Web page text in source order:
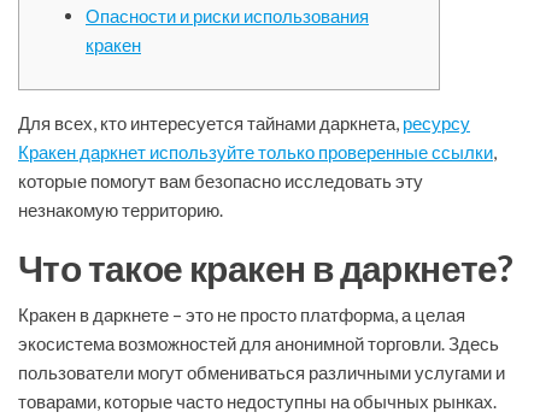
Опасности и риски использования
кракен
Для всех, кто интересуется тайнами даркнета, ресурсу
Кракен даркнет используйте только проверенные ссылки,
которые помогут вам безопасно исследовать эту
незнакомую территорию.
Что такое кракен в даркнете?
Кракен в даркнете – это не просто платформа, а целая
экосистема возможностей для анонимной торговли. Здесь
пользователи могут обмениваться различными услугами и
товарами, которые часто недоступны на обычных рынках.